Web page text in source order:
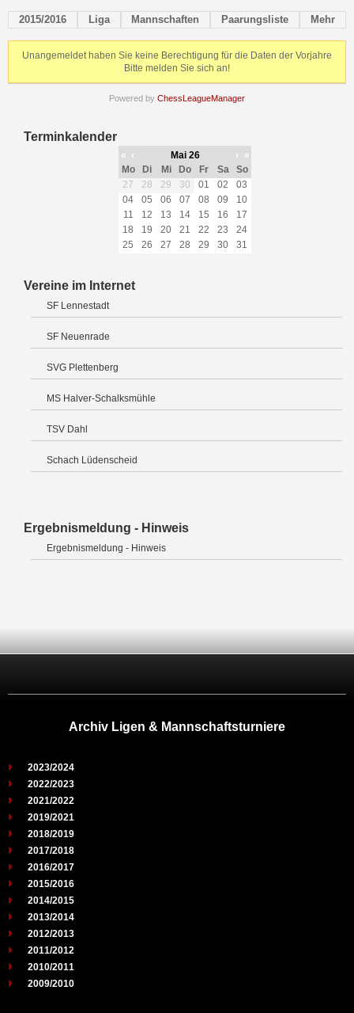
2015/2016 Liga Mannschaften Paarungsliste Mehr
Unangemeldet haben Sie keine Berechtigung für die Daten der Vorjahre
Bitte melden Sie sich an!
Powered by ChessLeagueManager
Terminkalender
« ‹ Mai 26 ›
»
Mo
Di Mi Do Fr Sa
So
27
28 29 30 01 02
03
04
05 06 07 08 09
10
11
12 13 14 15 16
17
18
19 20 21 22 23
24
25
26 27 28 29 30 31
Vereine im Internet
SF Lennestadt
SF Neuenrade
SVG Plettenberg
MS Halver-Schalksmühle
TSV Dahl
Schach Lüdenscheid
Ergebnismeldung - Hinweis
Ergebnismeldung - Hinweis
Archiv Ligen & Mannschaftsturniere
2023/2024
2022/2023
2021/2022
2019/2021
2018/2019
2017/2018
2016/2017
2015/2016
2014/2015
2013/2014
2012/2013
2011/2012
2010/2011
2009/2010